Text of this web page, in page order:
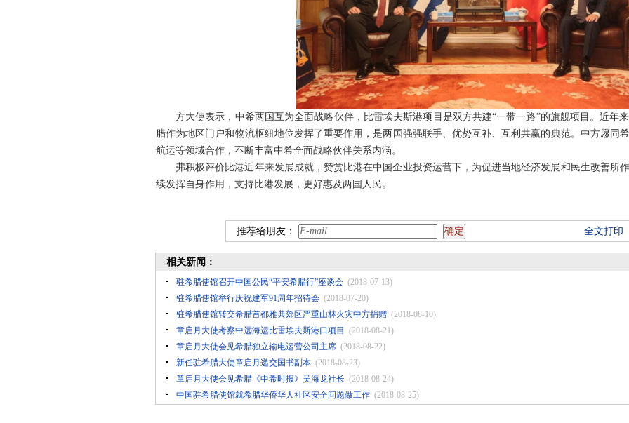
方大使表示，中希两国互为全面战略伙伴，比雷埃夫斯港项目是双方共建“一带一路”的旗舰项目。近年
腊作为地区门户和物流枢纽地位发挥了重要作用，是两国强强联手、优势互补、互利共赢的典范。中方愿同
航运等领域合作，不断丰富中希全面战略伙伴关系内涵。
弗积极评价比港近年来发展成就，赞赏比港在中国企业投资运营下，为促进当地经济发展和民生改善所
续发挥自身作用，支持比港发展，更好惠及两国人民。
推荐给朋友： 全文打印
相关新闻：
驻希腊使馆召开中国公民“平安希腊行”座谈会 (2018-07-13)
驻希腊使馆举行庆祝建军91周年招待会 (2018-07-20)
驻希腊使馆转交希腊首都雅典郊区严重山林火灾中方捐赠 (2018-08-10)
章启月大使考察中远海运比雷埃夫斯港口项目
(2018-08-21)
章启月大使会见希腊独立输电运营公司主席 (2018-08-22)
新任驻希腊大使章启月递交国书副本 (2018-08-23)
章启月大使会见希腊《中希时报》吴海龙社长 (2018-08-24)
中国驻希腊使馆就希腊华侨华人社区安全问题做工作 (2018-08-25)